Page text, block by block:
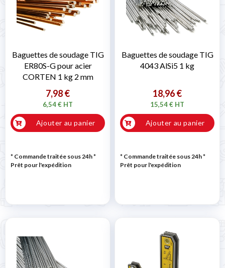
Baguettes de soudage TIG
ER80S-G pour acier
CORTEN 1 kg 2 mm
7,98 €
6,54 € HT
Ajouter au panier
* Commande traitée sous 24h*
Prêt pour l'expédition
Baguettes de soudage TIG
4043 AlSi5 1 kg
18,96 €
15,54 € HT
Ajouter au panier
* Commande traitée sous 24h*
Prêt pour l'expédition